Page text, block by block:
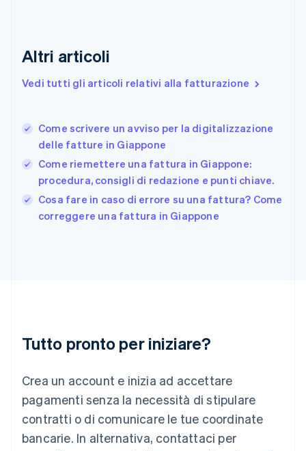
Altri articoli
Vedi tutti gli articoli relativi alla fatturazione
Come scrivere un avviso per la digitalizzazione
delle fatture in Giappone
Come riemettere una fattura in Giappone:
procedura, consigli di redazione e punti chiave.
Cosa fare in caso di errore su una fattura? Come
correggere una fattura in Giappone
Tutto pronto per iniziare?
Crea un account e inizia ad accettare
pagamenti senza la necessità di stipulare
contratti o di comunicare le tue coordinate
bancarie. In alternativa, contattaci per
Francia
Germania
日本語English
Gibilterra
Grecia
English
India
Irlanda
English
FrançaisDeutschEnglish
English简体中文
Malta
English
Messico